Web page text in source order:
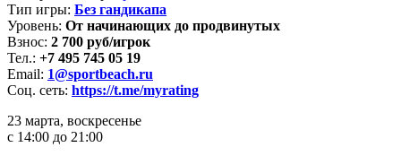
Тип игры: Без гандикапа
Уровень: От начинающих до продвинутых
Взнос: 2 700 руб/игрок
Тел.: +7 495 745 05 19
Email: 1@sportbeach.ru
Соц. сеть: https://t.me/myrating
23 марта, воскресенье
с 14:00 до 21:00